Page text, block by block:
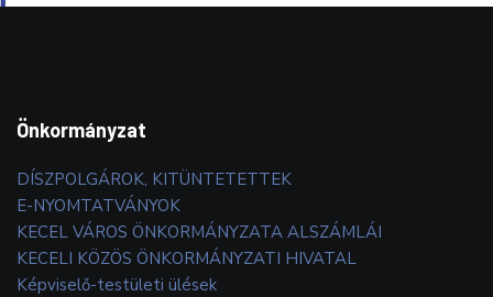
Önkormányzat
DÍSZPOLGÁROK, KITÜNTETETTEK
E-NYOMTATVÁNYOK
KECEL VÁROS ÖNKORMÁNYZATA ALSZÁMLÁI
KECELI KÖZÖS ÖNKORMÁNYZATI HIVATAL
Képviselő-testületi ülések